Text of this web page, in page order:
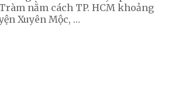
nằm cách TP. HCM khoảng
Xuyên Mộc, …